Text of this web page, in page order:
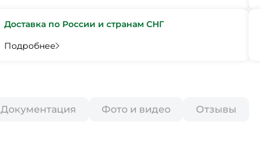
Доставка по России и странам СНГ
Подробнее
Документация Фото и видео Отзывы